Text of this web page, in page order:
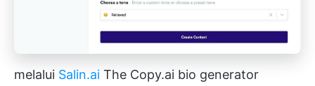
melalui Salin.ai The Copy.ai bio generator